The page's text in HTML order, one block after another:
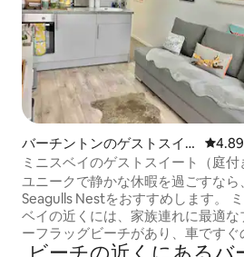
バーチントンのゲストスイ
ート
レビ
ミニスベイのゲストスイート（庭付
ビーチ近く）
ユニークで静かな休暇を過ごすなら、
Seagulls Nestをおすすめします。
ベイの近くには、家族連れに最適な
ーフラッグビーチがあり、車ですぐ
ころにはブロードステアーズ、ラム